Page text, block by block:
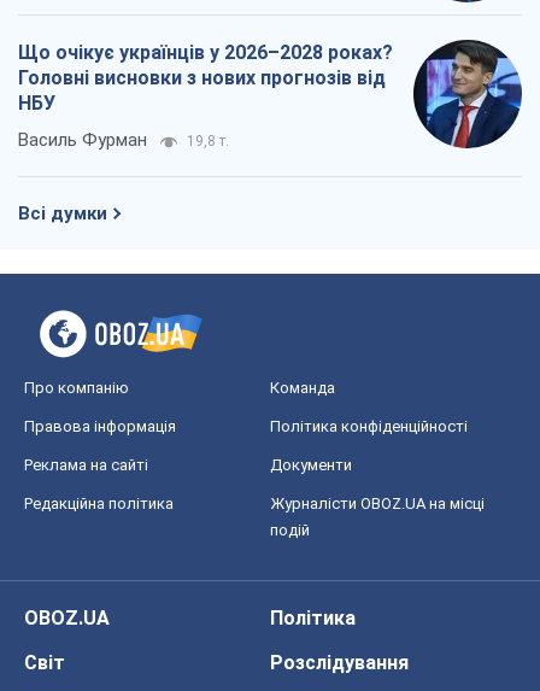
Що очікує українців у 2026–2028 роках?
Головні висновки з нових прогнозів від
НБУ
Василь Фурман 19,8 т.
Всі думки
Про компанію Команда
Правова інформація Політика конфіденційності
Реклама на сайті Документи
Редакційна політика
Журналісти OBOZ.UA на місці
подій
OBOZ.UA
Політика
Світ
Розслідування